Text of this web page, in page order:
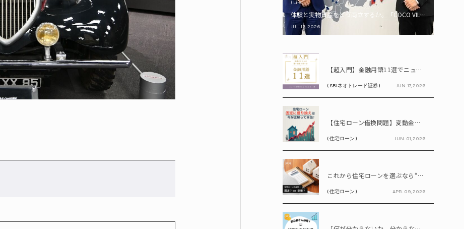
( Life )
体験と実物資産をどう両立するか。「COCO VILLA Owners」
JUL. 16, 2026
PR
【超入門】金融用語11選でニュースが読める！ 知識ゼロからの賢い資産の育て方
( SBIネオトレード証券 ) JUN. 17, 2026
PR
【住宅ローン借換問題】変動金利が上昇中!! 固定に借り換えるなら今が正解って本当? シミュレーションで比較してみよう
( 住宅ローン ) JUN. 01, 2026
PR
これから住宅ローンを選ぶなら“固定vs変動”どちらが正解? 9割が利用したいと答えた「いま決めなくてもいい」ローンとは!?
( 住宅ローン ) APR. 09, 2026
PR